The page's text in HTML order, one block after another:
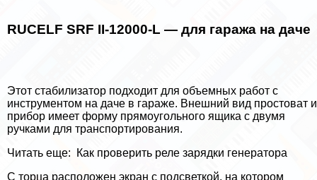
RUCELF SRF II-12000-L — для гаража на даче
Этот стабилизатор подходит для объемных работ с
инструментом на даче в гараже. Внешний вид простоват и
прибор имеет форму прямоугольного ящика с двумя
ручками для трaнcпортирования.
Читать еще:
Как проверить реле зарядки генератора
C торца расположен экран с подсветкой, на котором